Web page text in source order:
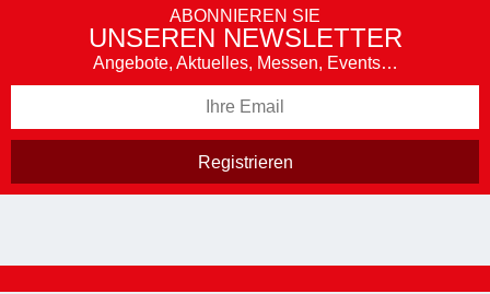
ABONNIEREN SIE
UNSEREN NEWSLETTER
Angebote, Aktuelles, Messen, Events…